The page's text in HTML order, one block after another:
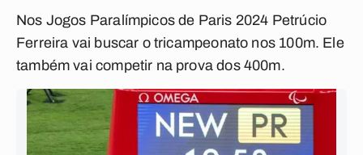
Nos Jogos Paralímpicos de Paris 2024 Petrúcio
Ferreira vai buscar o tricampeonato nos 100m. Ele
também vai competir na prova dos 400m.